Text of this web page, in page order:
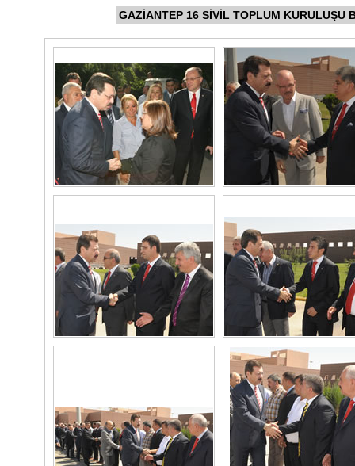
GAZİANTEP 16 SİVİL TOPLUM KURULUŞU